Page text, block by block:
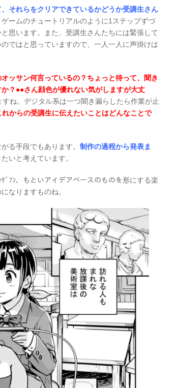
それらをクリアできているかどうか受講生さん
ゲームのチュートリアルのように1ステップずづ
思います。また、受講生さんたちには緊張して
ではと思っていますので、一人一人に声掛けは
ッサン何言っているの？ちょっと待って、聞き
？●●さん顔色が優れない気がしますが大丈
ね。デジタル系は一つ聞き漏らしたら作業が止
れからの受講生に伝えたいことはどんなことで
る手段でもあります。 制作の過程から発表ま
いと考えています。
ﾞﾌﾝ、もといアイデアベースのものを形にする楽
なりますものね。